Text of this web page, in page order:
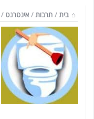
בית / תרבות / אינטרנט /